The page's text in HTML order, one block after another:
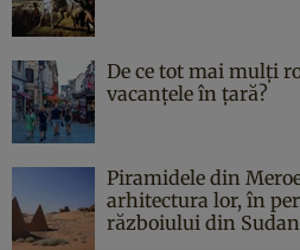
De ce tot mai mulți
vacanțele în țară?
Piramidele din
arhitectura lor, în
războiului din Sudan